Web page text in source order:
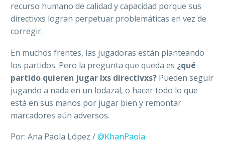
recurso humano de calidad y capacidad porque sus
directivxs logran perpetuar problemáticas en vez de
corregir.
En muchos frentes, las jugadoras están planteando
los partidos. Pero la pregunta que queda es ¿qué
partido quieren jugar lxs directivxs? Pueden seguir
jugando a nada en un lodazal, o hacer todo lo que
está en sus manos por jugar bien y remontar
marcadores aún adversos.
Por: Ana Paola López /@KhanPaola